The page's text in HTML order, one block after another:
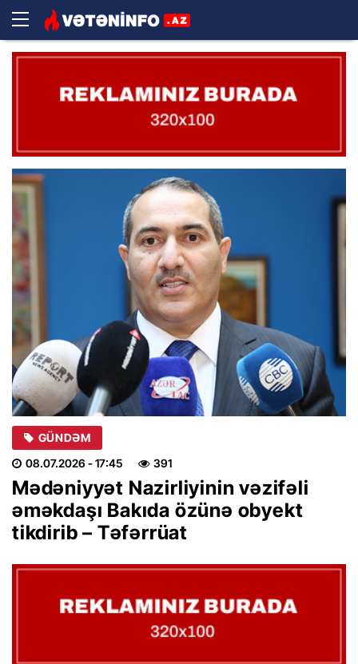
GÜNDƏM
08.07.2026 - 17:45 391
Mədəniyyət Nazirliyinin vəzifəli
əməkdaşı Bakıda özünə obyekt
tikdirib – Təfərrüat